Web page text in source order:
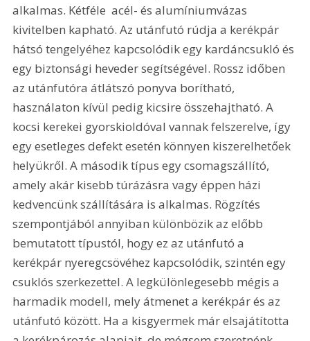
alkalmas. Kétféle  acél- és alumíniumvázas 
kivitelben kapható. Az utánfutó rúdja a kerékpár
hátsó tengelyéhez kapcsolódik egy kardáncsukló és
egy biztonsági heveder segítségével. Rossz időben
az utánfutóra átlátszó ponyva borítható,
használaton kívül pedig kicsire összehajtható. A
kocsi kerekei gyorskioldóval vannak felszerelve, így
egy esetleges defekt esetén könnyen kiszerelhetőek
helyükről. A második típus egy csomagszállító,
amely akár kisebb túrázásra vagy éppen házi
kedvencünk szállítására is alkalmas. Rögzítés
szempontjából annyiban különbözik az előbb
bemutatott típustól, hogy ez az utánfutó a
kerékpár nyeregcsövéhez kapcsolódik, szintén egy
csuklós szerkezettel. A legkülönlegesebb mégis a
harmadik modell, mely átmenet a kerékpár és az
utánfutó között. Ha a kisgyermek már elsajátította